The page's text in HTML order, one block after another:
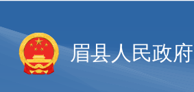
眉县人民政府